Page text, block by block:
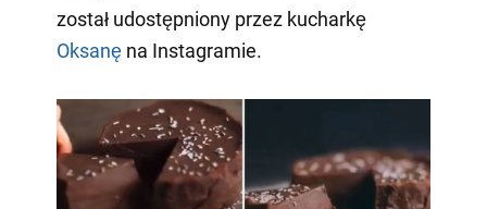
został udostępniony przez kucharkę
Oksanęna Instagramie.